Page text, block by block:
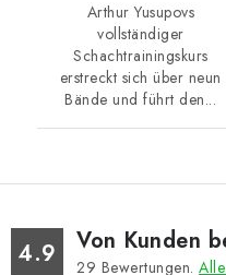
Arthur Yusupovs
vollständiger
Schachtrainingskurs
erstreckt sich über neun
Bände und führt den...
4.9 Von Kunden
29 Bewertungen.